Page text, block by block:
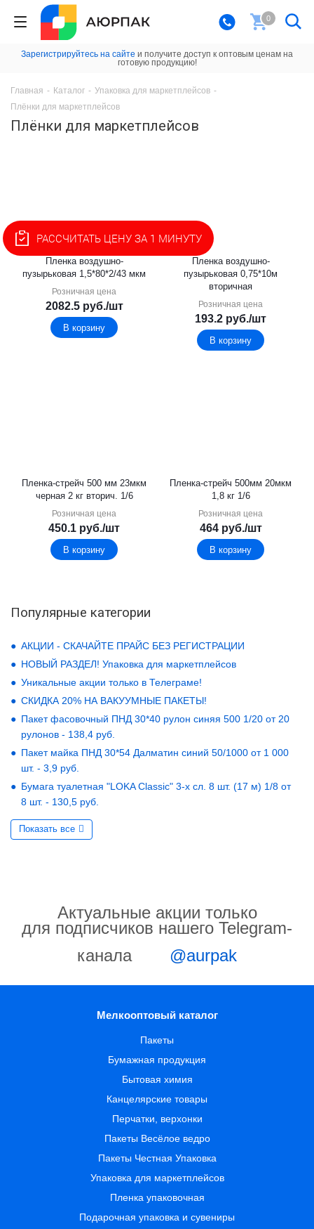
0
Зарегистрируйтесь на сайте и получите доступ к оптовым ценам на
готовую продукцию!
Главная - Каталог - Упаковка для маркетплейсов -
Плёнки для маркетплейсов
Плёнки для маркетплейсов
Пленка воздушно-
пузырьковая 1,5*80*2/43 мкм
Розничная цена
2082.5руб./шт
В корзину
Пленка воздушно-
пузырьковая 0,75*10м
вторичная
Розничная цена
193.2 руб./шт
В корзину
Пленка-стрейч 500 мм 23мкм
черная 2 кг вторич. 1/6
Розничная цена
450.1 руб./шт
В корзину
Пленка-стрейч 500мм 20мкм
1,8 кг 1/6
Розничная цена
464руб./шт
В корзину
Популярные категории
АКЦИИ - СКАЧАЙТЕ ПРАЙС БЕЗ РЕГИСТРАЦИИ
НОВЫЙ РАЗДЕЛ! Упаковка для маркетплейсов
Уникальные акции только в Телеграме!
СКИДКА 20% НА ВАКУУМНЫЕ ПАКЕТЫ!
Пакет фасовочный ПНД 30*40 рулон синяя 500 1/20 от 20
рулонов - 138,4 руб.
Пакет майка ПНД 30*54 Далматин синий 50/1000 от 1 000
шт. - 3,9 руб.
Бумага туалетная "LOKA Classic" 3-х сл. 8 шт. (17 м) 1/8 от
8 шт. - 130,5 руб.
Показать все
Актуальные акции только
для подписчиков нашего Telegram-
канала
@aurpak
Мелкооптовый каталог
Пакеты
Бумажная продукция
Бытовая химия
Канцелярские товары
Перчатки, верхонки
Пакеты Весёлое ведро
Пакеты Честная Упаковка
Упаковка для маркетплейсов
Пленка упаковочная
Подарочная упаковка и сувениры
РАССЧИТАТЬ ЦЕНУ ЗА 1 МИНУТУ